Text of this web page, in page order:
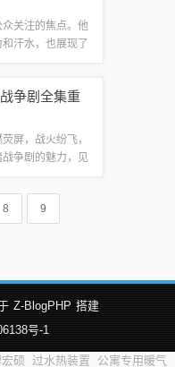
关注的焦点。他
汗水，也展现了
坚韧与拼搏...
争剧全集重
屏，战火纷飞，
争剧的魅力，见
容错过的精彩剧
烽火硝烟》...
8 9
Z-BlogPHP 搭建
号-1
硕 过水热装置 公寓专用暖气